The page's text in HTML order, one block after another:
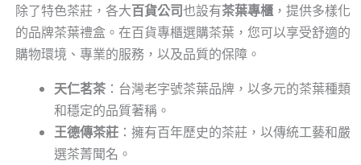
除了特色茶莊，各大百貨公司也設有茶葉專櫃，提供多樣化
的品牌茶葉禮盒。在百貨專櫃選購茶葉，您可以享受舒適的
購物環境、專業的服務，以及品質的保障。
天仁茗茶：台灣老字號茶葉品牌，以多元的茶葉種類
和穩定的品質著稱。
王德傳茶莊：擁有百年歷史的茶莊，以傳統工藝和嚴
選茶菁聞名。